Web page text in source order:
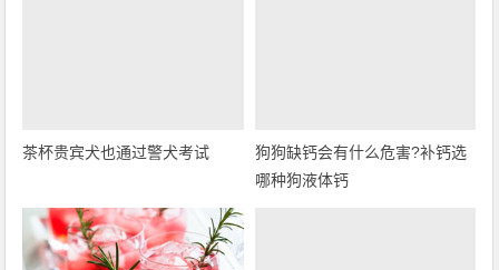
茶杯贵宾犬也通过警犬考试
狗狗缺钙会有什么危害?补钙选
哪种狗液体钙